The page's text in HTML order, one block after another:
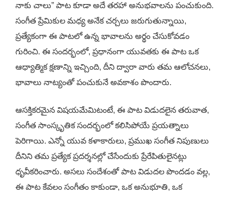
నాకు చాలు” పాట కూడా అదే తరహా అనుభవాలను పంచుకుంది.
సంగీత ప్రేమికుల మధ్య అనేక చర్చలు జరుగుతున్నాయి,
ప్రత్యేకంగా ఈ పాటలో ఉన్న భావాలను అర్థం చేసుకోవడం
గురించి. ఈ సందర్భంలో, ప్రధానంగా యువతకు ఈ పాట ఒక
ఆధ్యాత్మిక క్షణాన్ని ఇచ్చింది, దీని ద్వారా వారు తమ ఆలోచనలు,
భావాలు నాట్యంతో పంచుకునే అవకాశం పొందారు.
ఆసక్తికరమైన విషయమేమిటంటే, ఈ పాట విడుదలైన తరువాత,
సంగీత సాంస్కృతిక సందర్భంలో కలిసిపోయే ప్రయత్నాలు
పెరిగాయి. ఎన్నో యువ కళాకారులు, ప్రముఖ సంగీత నిపుణులు
దీనిని తమ ప్రత్యేక ప్రదర్శనల్లో చేసేందుకు ప్రేరేపితులైనట్లు
ధృవీకరించారు. అసలు సందేశంతో పాట విడుదల పొందడం వల్ల,
ఈ పాట కేవలం సంగీతం కాకుండా, ఒక అనుభూతి, ఒక